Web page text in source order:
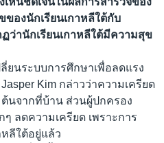
ของนักเรียนเกาหลีใต้กับ
ว่านักเรียนเกาหลีใต้มีความสุข
ยนระบบการศึกษาเพื่อลดแรง
Kim กล่าวว่าความเครียด
นจากที่บ้าน ส่วนผู้ปกครอง
ลดความเครียด เพราะการ
ลีใต้อยู่แล้ว